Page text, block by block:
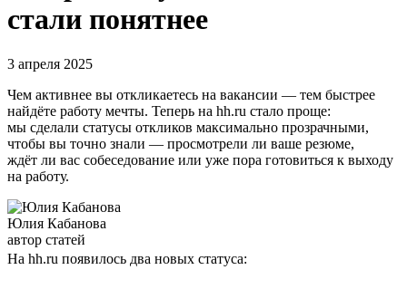
стали понятнее
3 апреля 2025
Чем активнее вы откликаетесь на вакансии — тем быстрее
найдёте работу мечты. Теперь на hh.ru стало проще:
мы сделали статусы откликов максимально прозрачными,
чтобы вы точно знали — просмотрели ли ваше резюме,
ждёт ли вас собеседование или уже пора готовиться к выходу
на работу.
Юлия Кабанова
автор статей
На hh.ru появилось два новых статуса: